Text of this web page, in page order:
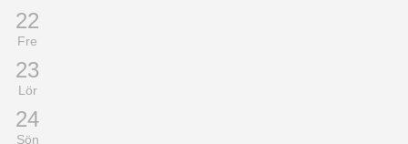
22
Fre
23
Lör
24
Sön